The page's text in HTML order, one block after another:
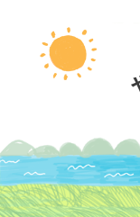
ホーム
fine yogaについ
スタジオへの
レッスンについて
スタジオレッ